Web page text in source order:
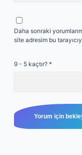
Daha sonraki
site adresim bu
9 - 5 kaçtır? *